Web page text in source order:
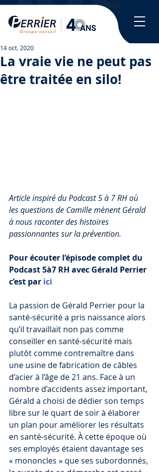
La vraie vie ne peut pas
être traitée en silo!
14 oct. 2020
Article inspiré du Podcast 5 à 7 RH où
les questions de Camille mènent Gérald
à nous raconter des histoires
passionnantes sur la prévention.
Pour écouter l’épisode complet du
Podcast 5à7 RH avec Gérald Perrier
c’est par ici
La passion de Gérald Perrier pour la
santé-sécurité a pris naissance alors
qu’il travaillait non pas comme
conseiller en santé-sécurité mais
plutôt comme contremaître dans
une usine de fabrication de câbles
d’acier à l’âge de 21 ans. Face à un
nombre d’accidents assez important,
Gérald a choisi de dédier son temps
libre sur le quart de soir à élaborer
un plan pour améliorer les résultats
en santé-sécurité. À cette époque où
ses employés étaient davantage ses
« mononcles » que ses subordonnés,